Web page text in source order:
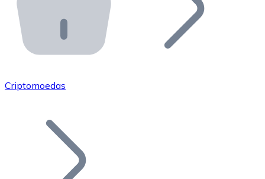
API Bitnovo
Integre nossa API no seu ecossistema.
Junte-se à nossa rede de revendedores e comercialize
Adicione o token do seu projeto ao nosso serviço de
Criptomoedas